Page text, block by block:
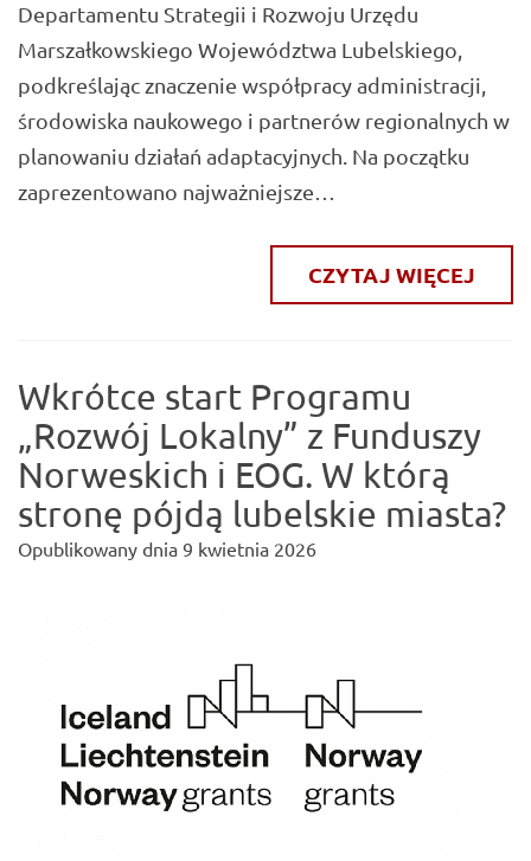
Departamentu Strategii i Rozwoju Urzędu
Marszałkowskiego Województwa Lubelskiego,
podkreślając znaczenie współpracy administracji,
środowiska naukowego i partnerów regionalnych w
planowaniu działań adaptacyjnych. Na początku
zaprezentowano najważniejsze…
CZYTAJ WIĘCEJ
Wkrótce start Programu
„Rozwój Lokalny” z Funduszy
Norweskich i EOG. W którą
stronę pójdą lubelskie miasta?
Opublikowany dnia 9 kwietnia 2026